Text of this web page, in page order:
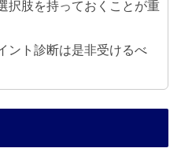
択肢を持っておくことが重
ント診断は是非受けるべ